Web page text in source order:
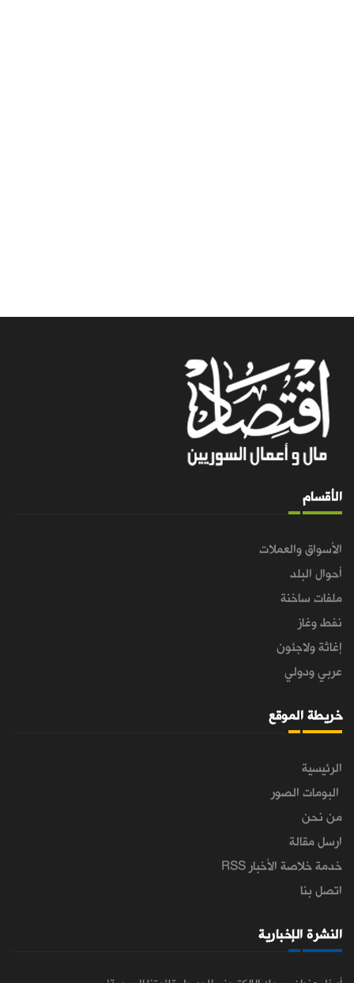
الأقسام
الأسواق والعملات
أحوال البلد
ملفات ساخنة
نفط وغاز
إغاثة ولاجئون
عربي ودولي
خريطة الموقع
الرئيسية
البومات الصور
من نحن
ارسل مقالة
خدمة خلاصة الأخبار RSS
اتصل بنا
النشرة الإخبارية